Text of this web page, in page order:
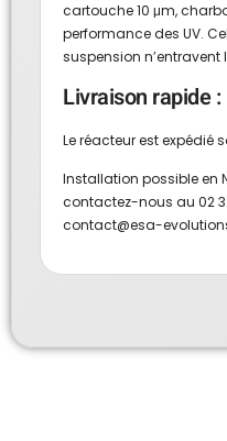
cartouche 10 μm,
performance des UV.
suspension
Livraison rapide :
Le réacteur est expédié
Installation possible en
contactez-nous au 02
contact@esa-